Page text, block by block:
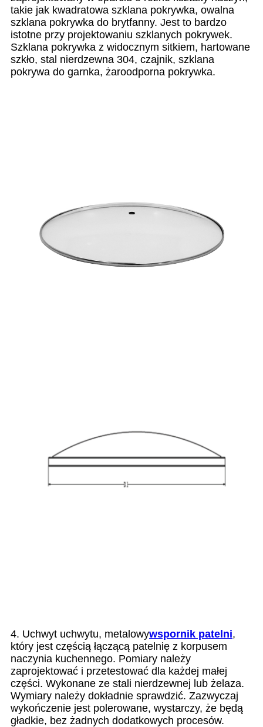
takie jak kwadratowa szklana pokrywka, owalna
szklana pokrywka do brytfanny. Jest to bardzo
istotne przy projektowaniu szklanych pokrywek.
Szklana pokrywka z widocznym sitkiem, hartowane
szkło, stal nierdzewna 304, czajnik, szklana
pokrywa do garnka, żaroodporna pokrywka.
4. Uchwyt uchwytu, metalowywspornik patelni,
który jest częścią łączącą patelnię z korpusem
naczynia kuchennego. Pomiary należy
zaprojektować i przetestować dla każdej małej
części. Wykonane ze stali nierdzewnej lub żelaza.
Wymiary należy dokładnie sprawdzić. Zazwyczaj
wykończenie jest polerowane, wystarczy, że będą
gładkie, bez żadnych dodatkowych procesów.